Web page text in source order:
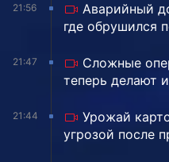
21:56
Аварийный
где обрушился
21:47
Сложные
теперь делают
21:44
Урожай
угрозой после